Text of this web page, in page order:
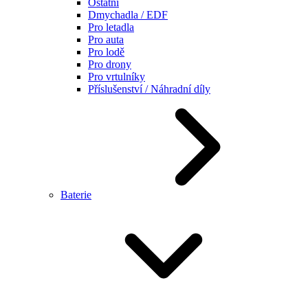
Ostatní
Dmychadla / EDF
Pro letadla
Pro auta
Pro lodě
Pro drony
Pro vrtulníky
Příslušenství / Náhradní díly
Baterie